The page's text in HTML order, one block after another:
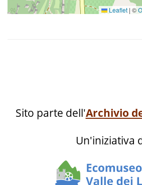
Batticarne
Leaflet | ©
Sito parte dell'Archivio
Un'iniziativa